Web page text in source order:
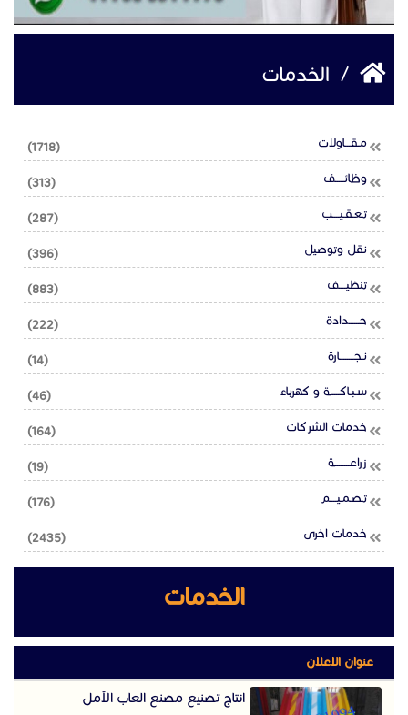
/ الخدمات
(1718) مـقـــاولات
(313) وظائـــــف
(287) تـعـقـيــــب
(396) نقل وتوصيل
(883) تنظيــــف
(222) حــــــدادة
(14) نـجــــــــارة
(46) سـبـاكـــــة و كهرباء
(164) خدمات الشركات
(19) زراعــــــــة
(176) تـصـمـيــــم
(2435) خدمات اخرى
الخدمات
عنوان الاعلان
انتاج تصنيع مصنع العاب الآمل